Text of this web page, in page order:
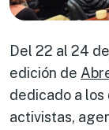
Del 22 al 24
edición de
dedicado a
activistas,